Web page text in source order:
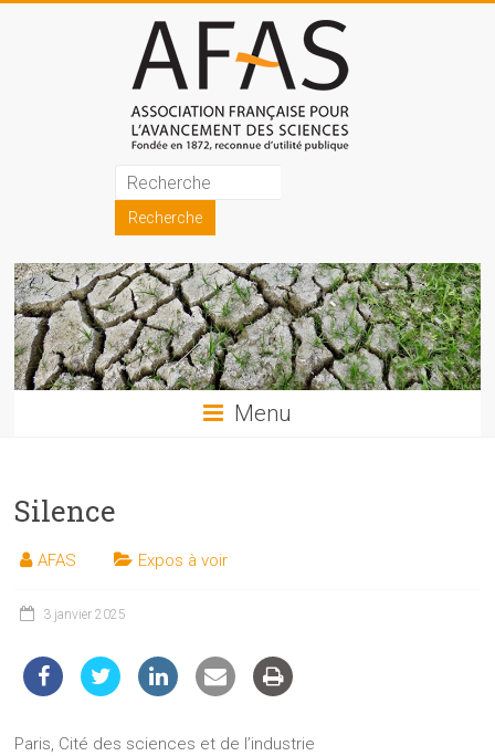
Association
française
pour
l'avancement
des
sciences
les
et
techniques
du
public
Menu
Silence
AFAS Expos à voir
3 janvier 2025
Paris, Cité des sciences et de l’industrie